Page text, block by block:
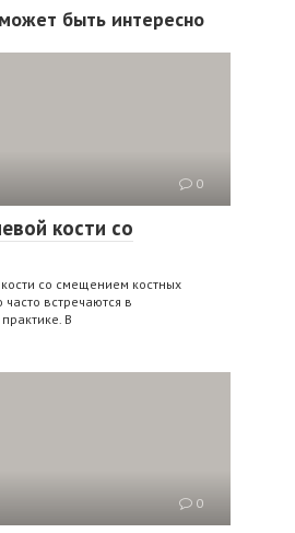
быть интересно
0
кости со
со смещением костных
встречаются в
В
0